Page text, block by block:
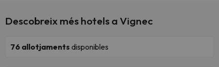
Descobreix més hotels a Vignec
76 allotjaments disponibles